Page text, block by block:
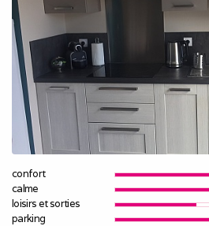
confort
calme
loisirs et sorties
parking